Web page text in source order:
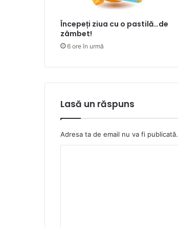
Începeți ziua cu o pastilă…de
zâmbet!
6 ore în urmă
Lasă un răspuns
Adresa ta de email nu va fi publicată.